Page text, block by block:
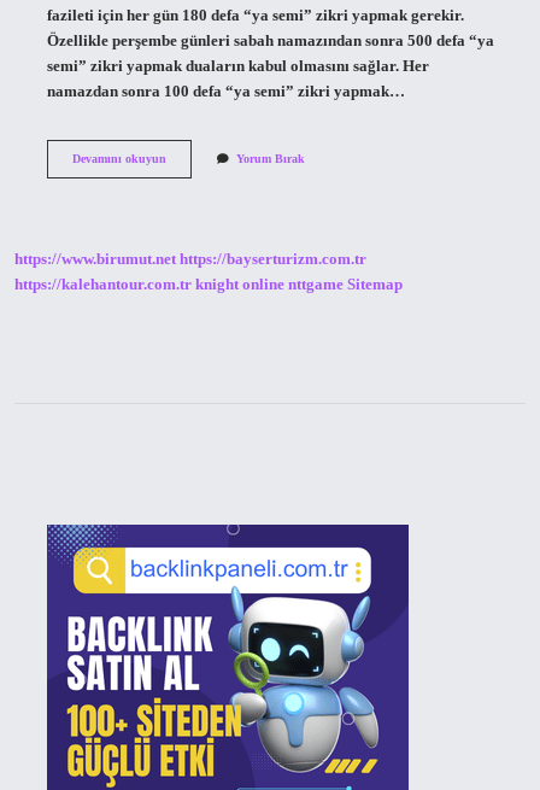
fazileti için her gün 180 defa “ya semi” zikri yapmak gerekir.
Özellikle perşembe günleri sabah namazından sonra 500 defa “ya
semi” zikri yapmak duaların kabul olmasını sağlar. Her
namazdan sonra 100 defa “ya semi” zikri yapmak…
Devamını okuyunYa
Okunmalı
Yorum Bırak
https://www.birumut.net https://bayserturizm.com.tr
https://kalehantour.com.tr knight online nttgame Sitemap